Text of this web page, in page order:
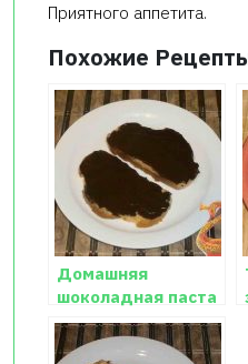
Приятного аппетита.
Похожие
Домашняя
шоколадная паста